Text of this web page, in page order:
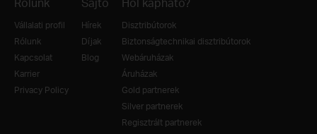
Vállalati profil
Rólunk
Kapcsolat
Karrier
Privacy Policy
Hírek
Díjak
Blog
Disztribútorok
Biztonságtechnikai disztribútorok
Webáruházak
Áruházak
Gold partnerek
Silver partnerek
Regisztrált partnerek